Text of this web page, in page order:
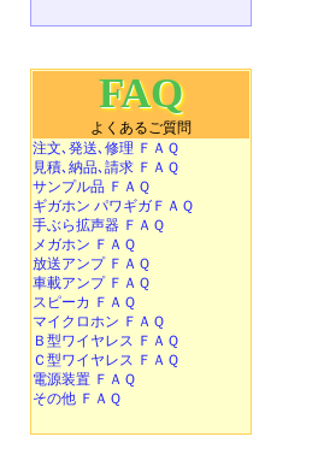
FAQ
よくあるご質問
注文､発送､修理 ＦＡＱ
見積､納品､請求 ＦＡＱ
サンプル品 ＦＡＱ
ギガホン パワギガＦＡＱ
手ぶら拡声器 ＦＡＱ
メガホン ＦＡＱ
放送アンプ ＦＡＱ
車載アンプ ＦＡＱ
スピーカ ＦＡＱ
マイクロホン ＦＡＱ
Ｂ型ワイヤレス ＦＡＱ
Ｃ型ワイヤレス ＦＡＱ
電源装置 ＦＡＱ
その他 ＦＡＱ